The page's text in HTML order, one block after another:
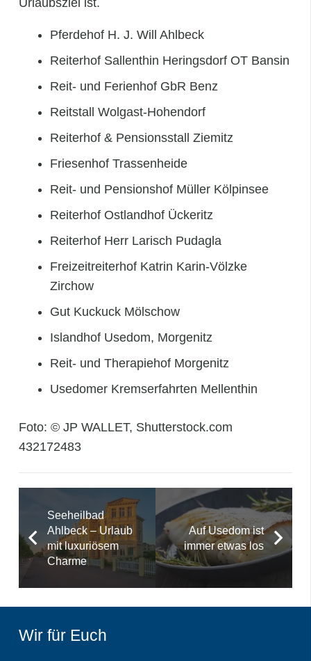
Urlaubsziel ist.
Pferdehof H. J. Will Ahlbeck
Reiterhof Sallenthin Heringsdorf OT Bansin
Reit- und Ferienhof GbR Benz
Reitstall Wolgast-Hohendorf
Reiterhof & Pensionsstall Ziemitz
Friesenhof Trassenheide
Reit- und Pensionshof Müller Kölpinsee
Reiterhof Ostlandhof Ückeritz
Reiterhof Herr Larisch Pudagla
Freizeitreiterhof Katrin Karin-Völzke
Zirchow
Gut Kuckuck Mölschow
Islandhof Usedom, Morgenitz
Reit- und Therapiehof Morgenitz
Usedomer Kremserfahrten Mellenthin
Foto: © JP WALLET, Shutterstock.com
432172483
Seeheilbad
Ahlbeck – Urlaub
mit luxuriösem
Charme
Auf Usedom ist
immer etwas los
Wir für Euch